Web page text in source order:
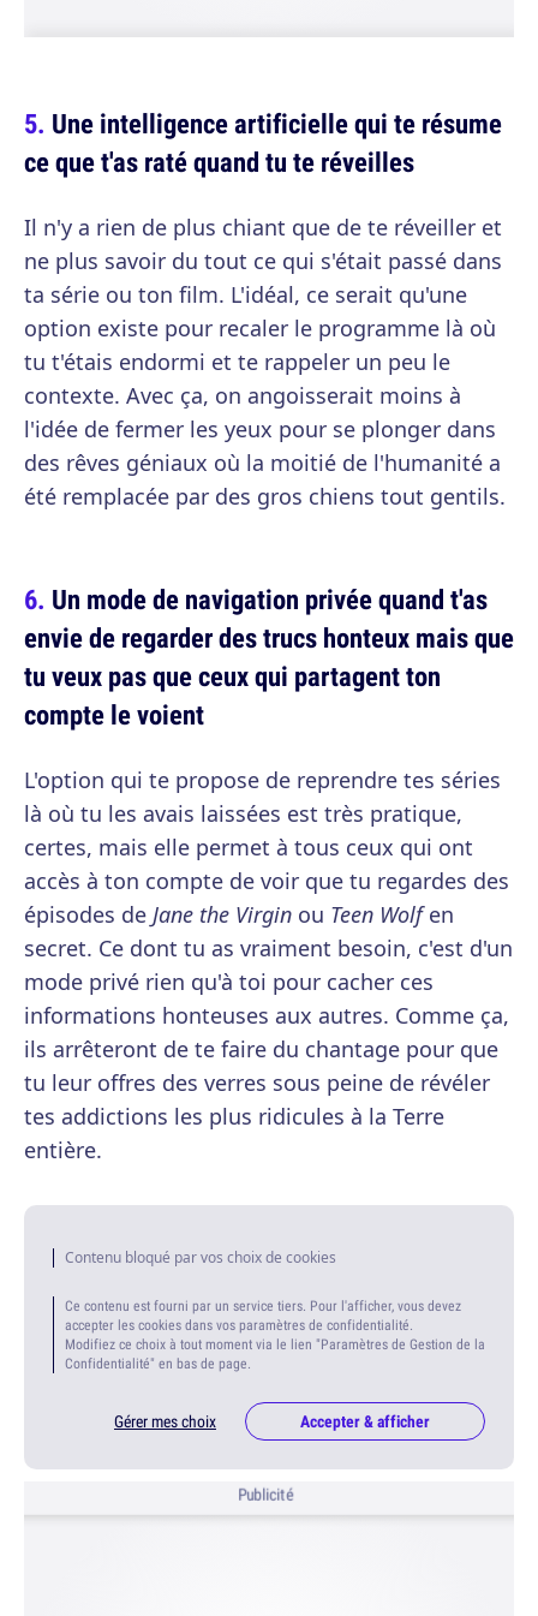
Une intelligence artificielle qui te résume
ce que t'as raté quand tu te réveilles
Il n'y a rien de plus chiant que de te réveiller et
ne plus savoir du tout ce qui s'était passé dans
ta série ou ton film. L'idéal, ce serait qu'une
option existe pour recaler le programme là où
tu t'étais endormi et te rappeler un peu le
contexte. Avec ça, on angoisserait moins à
l'idée de fermer les yeux pour se plonger dans
des rêves géniaux où la moitié de l'humanité a
été remplacée par des gros chiens tout gentils.
Un mode de navigation privée quand t'as
envie de regarder des trucs honteux mais que
tu veux pas que ceux qui partagent ton
compte le voient
L'option qui te propose de reprendre tes séries
là où tu les avais laissées est très pratique,
certes, mais elle permet à tous ceux qui ont
accès à ton compte de voir que tu regardes des
épisodes de Jane the Virgin ou Teen Wolfen
secret. Ce dont tu as vraiment besoin, c'est d'un
mode privé rien qu'à toi pour cacher ces
informations honteuses aux autres. Comme ça,
ils arrêteront de te faire du chantage pour que
tu leur offres des verres sous peine de révéler
tes addictions les plus ridicules à la Terre
entière.
Contenu bloqué par vos choix de cookies
Ce contenu est fourni par un service tiers. Pour l'afficher, vous devez
accepter les cookies dans vos paramètres de confidentialité.
Modifiez ce choix à tout moment via le lien "Paramètres de Gestion de la
Confidentialité" en bas de page.
Gérer mes choix Accepter & afficher
Publicité